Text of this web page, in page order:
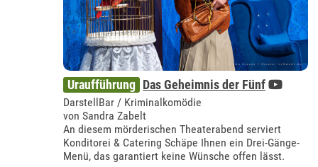
Uraufführung Das Geheimnis der Fünf
DarstellBar / Kriminalkomödie
von Sandra Zabelt
An diesem mörderischen Theaterabend serviert
Konditorei & Catering Schäpe Ihnen ein Drei-Gänge-
Menü, das garantiert keine Wünsche offen lässt.